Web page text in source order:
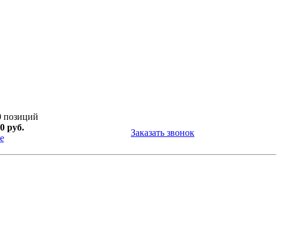
позиций
0 руб.
Заказать звонок